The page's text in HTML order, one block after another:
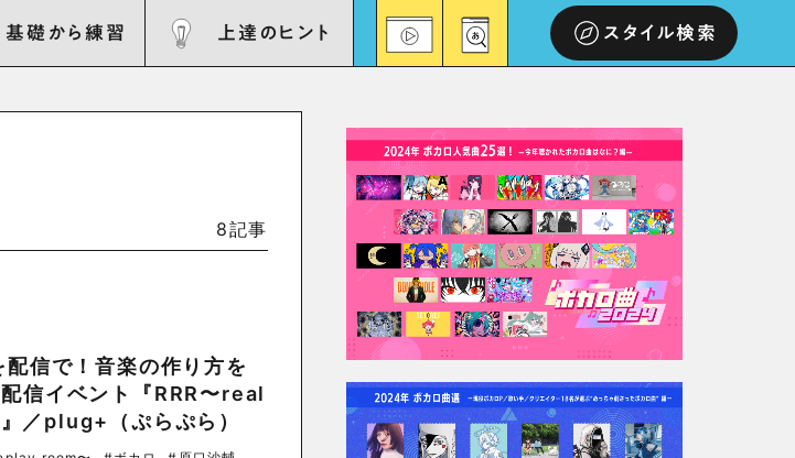
基礎から練習 上達のヒント スタイル検索
8記事
信で！音楽の作り方を
信イベント『RRR〜real
／plug+（ぷらぷら）